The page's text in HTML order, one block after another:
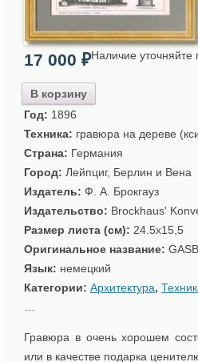
17 000 ₽
В корзину
Наличие уточняйте
Год: 1896
Техника: гравюра на дереве
Страна: Германия
Город: Лейпциг, Берлин и Вена
Издатель: Ф. А. Брокгауз
Издательство: Brockhaus'
Размер листа (см): 24.5x15,5
Оригинальное название:
Язык: немецкий
Категории: Архитектура,
Гравюра в очень хорошем
или в качестве подарка